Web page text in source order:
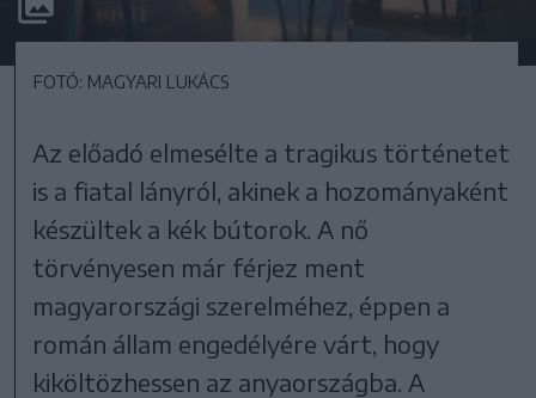
FOTÓ: MAGYARI LUKÁCS
Az előadó elmesélte a tragikus történetet
is a fiatal lányról, akinek a hozományaként
készültek a kék bútorok. A nő
törvényesen már férjez ment
magyarországi szerelméhez, éppen a
román állam engedélyére várt, hogy
kiköltözhessen az anyaországba. A